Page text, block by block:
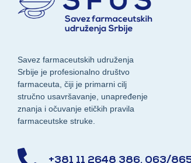
Savez farmaceutskih udruženja
Srbije je profesionalno društvo
farmaceuta, čiji je primarni cilj
stručno usavršavanje, unapređenje
znanja i očuvanje etičkih pravila
farmaceutske struke.
+381 11 2648 386, 063/